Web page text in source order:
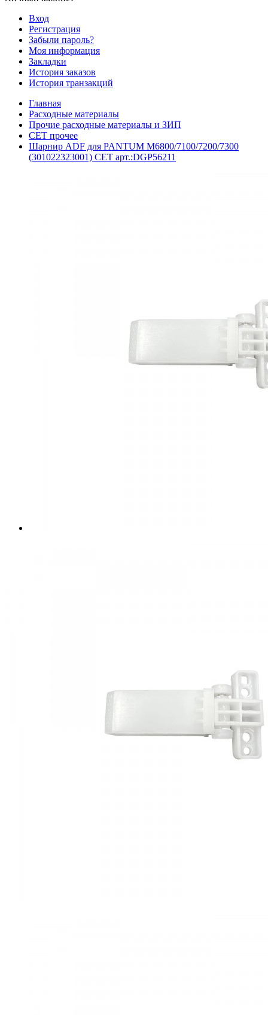
Вход
Регистрация
Забыли пароль?
Моя информация
Закладки
История заказов
История транзакций
Главная
Расходные материалы
Прочие расходные материалы и ЗИП
CET прочее
Шарнир ADF для PANTUM M6800/7100/7200/7300
(301022323001) CET арт.:DGP56211